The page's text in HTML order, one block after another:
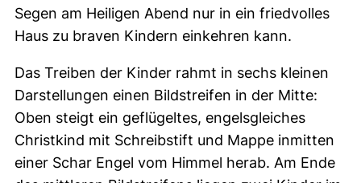
Segen am Heiligen Abend nur in ein friedvolles
Haus zu braven Kindern einkehren kann.
Das Treiben der Kinder rahmt in sechs kleinen
Darstellungen einen Bildstreifen in der Mitte:
Oben steigt ein geflügeltes, engelsgleiches
Christkind mit Schreibstift und Mappe inmitten
einer Schar Engel vom Himmel herab. Am Ende